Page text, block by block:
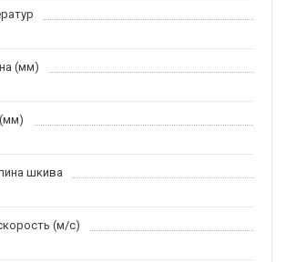
(мм)
шкива
(м/c)